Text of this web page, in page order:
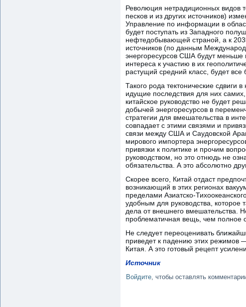
Революция нетрадиционных видов
песков и из других источников)
Управление по информации в
будет поступать из Западного
нефтедобывающей страной, а к
источников (по данным
энергоресурсов США будут меньше
интереса к участию в их
растущий средний класс, будет
Такого рода тектонические
идущие последствия для них
китайское руководство не будет
добычей энергоресурсов в
стратегии для вмешательства в
совпадает с этими связями и
связи между США и Саудовской
мирового импортера
привязки к политике и прочим
руководством, но это отнюдь не
обязательства. А это абсолютно
Скорее всего, Китай отдаст
возникающий в этих регионах
пределами Азиатско-
удобным для руководства, которое
дела от внешнего вмешательства.
проблематичная вещь, чем полное
Не следует переоценивать
приведет к падению этих режимов
Китая. А это готовый рецепт
Источник
Войдите , чтобы оставлять